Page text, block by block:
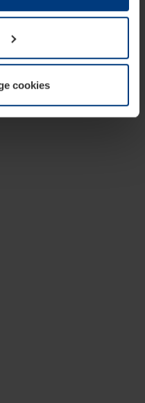
som helst endre eller
av
Personvernerklæringpå
cookies